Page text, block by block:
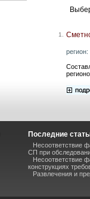
1.
Последние
Несоответствие
СП при
Несоответствие
конструкциях
Развлечения и